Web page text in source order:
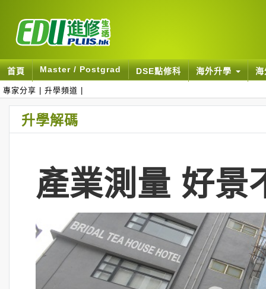
首頁 Master / Postgrad DSE點修科 海外升學
專家分享 升學頻道
升學解碼
產業測量 好景